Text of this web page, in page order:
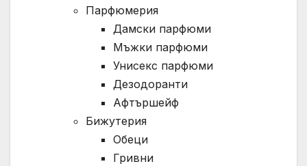
Парфюмерия
Дамски парфюми
Мъжки парфюми
Унисекс парфюми
Дезодоранти
Афтършейф
Бижутерия
Обеци
Гривни